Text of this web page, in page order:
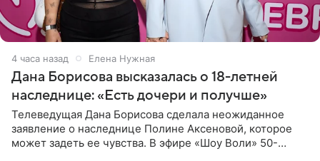
4 часа назад Елена Нужная
Дана Борисова высказалась о 18-летней
наследнице: «Есть дочери и получше»
Телеведущая Дана Борисова сделала неожиданное
заявление о наследнице Полине Аксеновой, которое
может задеть ее чувства. В эфире «Шоу Воли» 50-